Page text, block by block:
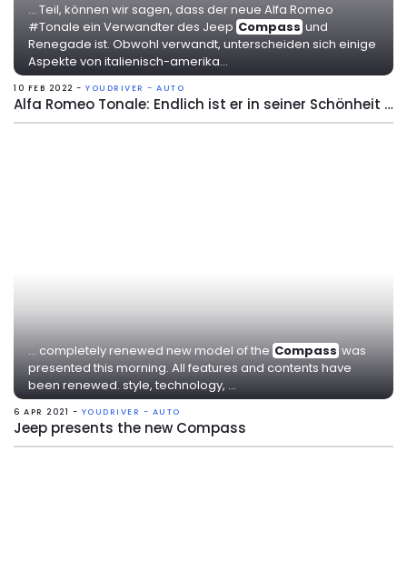
... Teil, können wir sagen, dass der neue Alfa Romeo
#Tonale ein Verwandter des Jeep Compass und
Renegade ist. Obwohl verwandt, unterscheiden sich einige
Aspekte von italienisch-amerika...
10 FEB 2022 - YOUDRIVER - AUTO
Alfa Romeo Tonale: Endlich ist er in seiner Schönheit da!
... completely renewed new model of the Compass was
presented this morning. All features and contents have
been renewed. style, technology, ...
6 APR 2021 - YOUDRIVER - AUTO
Jeep presents the new Compass